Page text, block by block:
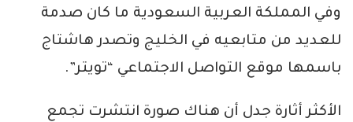
وفي المملكة العربية السعودية ما كان صدمة
للعديد من متابعيه في الخليج وتصدر هاشتاج
باسمها موقع التواصل الاجتماعي “تويتر”.
الأكثر أثارة جدل أن هناك صورة انتشرت تجمع